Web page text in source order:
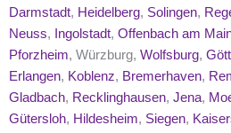
Darmstadt, Heidelberg, Solingen,
Neuss, Ingolstadt, Offenbach am
Pforzheim, Würzburg, Wolfsburg,
Erlangen, Koblenz, Bremerhaven,
Gladbach, Recklinghausen, Jena,
Gütersloh, Hildesheim, Siegen,